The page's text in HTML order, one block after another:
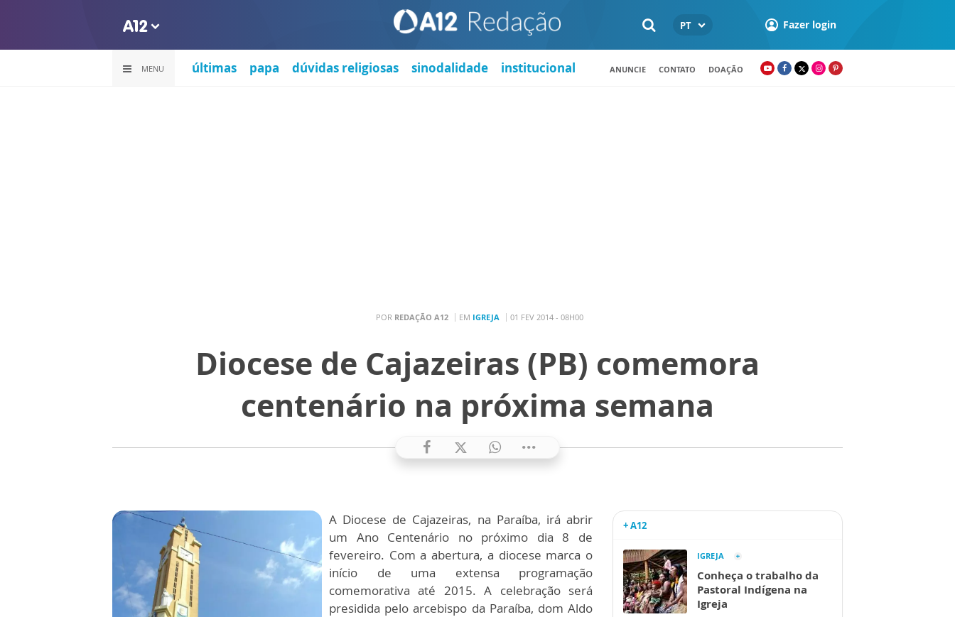
PT Fazer login
MENU últimas papa dúvidas religiosas sinodalidade institucional ANUNCIE CONTATO DOAÇÃO
POR REDAÇÃO A12 EM IGREJA 01 FEV 2014 - 08H00
Diocese de Cajazeiras (PB) comemora
centenário na próxima semana
A Diocese de Cajazeiras, na Paraíba, irá abrir
um Ano Centenário no próximo dia 8 de
fevereiro. Com a abertura, a diocese marca o
início de uma extensa programação
comemorativa até 2015. A celebração será
presidida pelo arcebispo da Paraíba, dom Aldo
+ A12
IGREJA
Conheça o trabalho da
Pastoral Indígena na
Igreja